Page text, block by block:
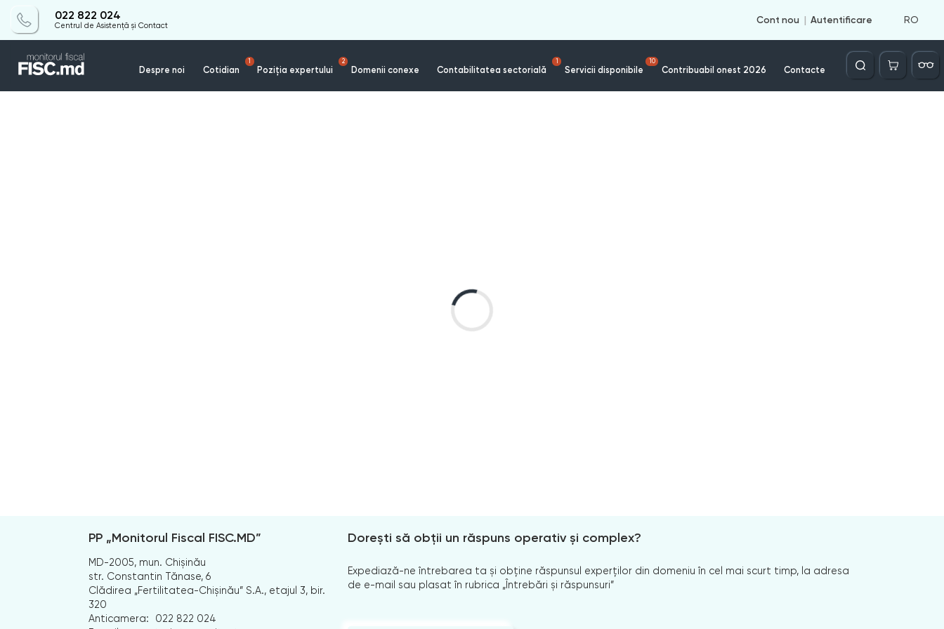
022 822 024
Centrul de Asistență și Contact
Cont nou Autentificare RO
Despre noi Cotidian
1
Poziția expertului
2
Domenii conexe Contabilitatea sectorială
1
Servicii disponibile
10
Contribuabil onest 2026 Contacte
Căutare
PP „Monitorul Fiscal FISC.MD”
MD-2005, mun. Chișinău
str. Constantin Tănase, 6
Clădirea „Fertilitatea-Chișinău” S.A., etajul 3, bir.
320
Anticamera:
022 822 024
Dorești să obții un răspuns operativ și complex?
Expediază-ne întrebarea ta și obține răspunsul experților din domeniu în cel mai scurt timp, la adresa
de e-mail sau plasat în rubrica „Întrebări și răspunsuri”